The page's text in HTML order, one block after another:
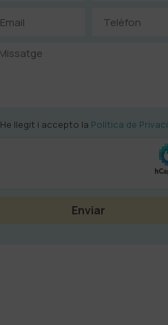
He llegit i accepto la Política de
Enviar